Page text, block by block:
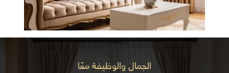
الجمال والوظيفة معًا